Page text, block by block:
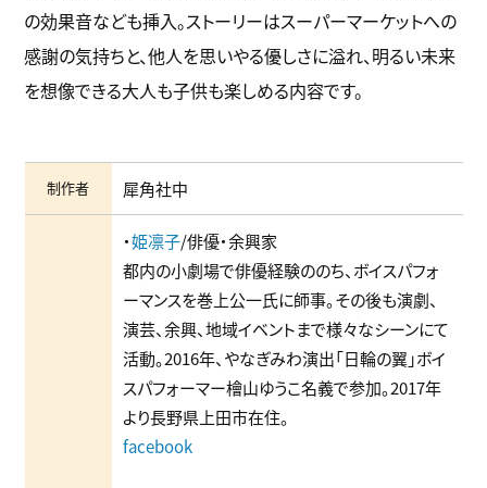
の効果⾳なども挿⼊。ストーリーはスーパーマーケットへの
感謝の気持ちと、他⼈を思いやる優しさに溢れ、明るい未来
を想像できる⼤⼈も⼦供も楽しめる内容です。
制作者 犀角社中
・姫凛⼦/俳優・余興家
都内の⼩劇場で俳優経験ののち、ボイスパフォ
ーマンスを巻上公⼀⽒に師事。その後も演劇、
演芸、余興、地域イベントまで様々なシーンにて
活動。2016年、やなぎみわ演出「⽇輪の翼」ボイ
スパフォーマー檜⼭ゆうこ名義で参加。2017年
より⻑野県上⽥市在住。
facebook